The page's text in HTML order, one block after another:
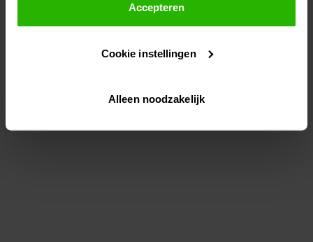
toestemming om cookies voor social media en
gepersonaliseerde advertenties te plaatsen.
Lees hier meer over in onsprivacybeleid
Via "Cookie instellingen" kun je ook zelf instellen welke
Accepteren
Cookie instellingen
Alleen noodzakelijk